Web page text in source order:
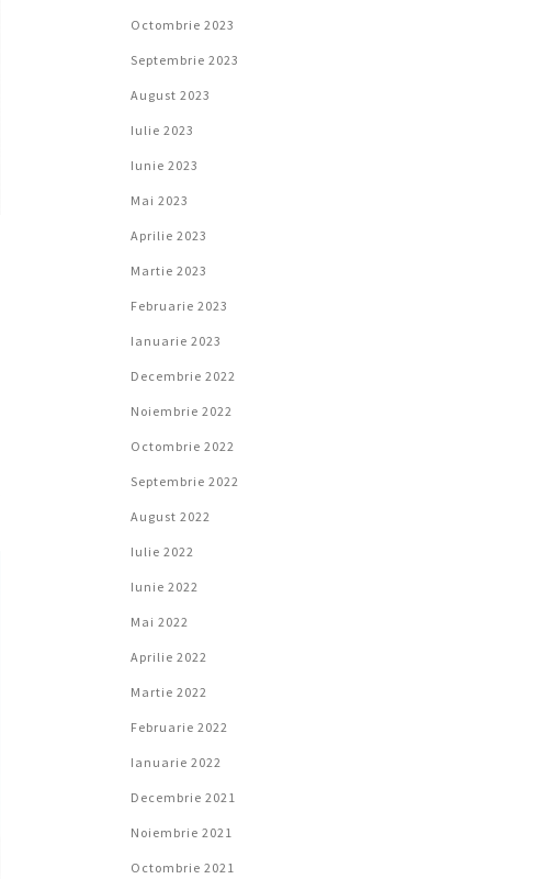
Octombrie 2023
Septembrie 2023
August 2023
Iulie 2023
Iunie 2023
Mai 2023
Aprilie 2023
Martie 2023
Februarie 2023
Ianuarie 2023
Decembrie 2022
Noiembrie 2022
Octombrie 2022
Septembrie 2022
August 2022
Iulie 2022
Iunie 2022
Mai 2022
Aprilie 2022
Martie 2022
Februarie 2022
Ianuarie 2022
Decembrie 2021
Noiembrie 2021
Octombrie 2021